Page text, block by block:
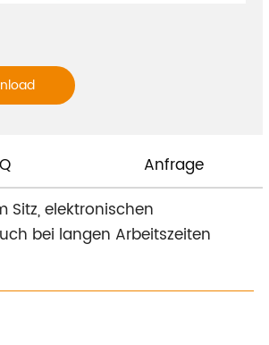
Anfrage
Sitz, elektronischen
bei langen Arbeitszeiten